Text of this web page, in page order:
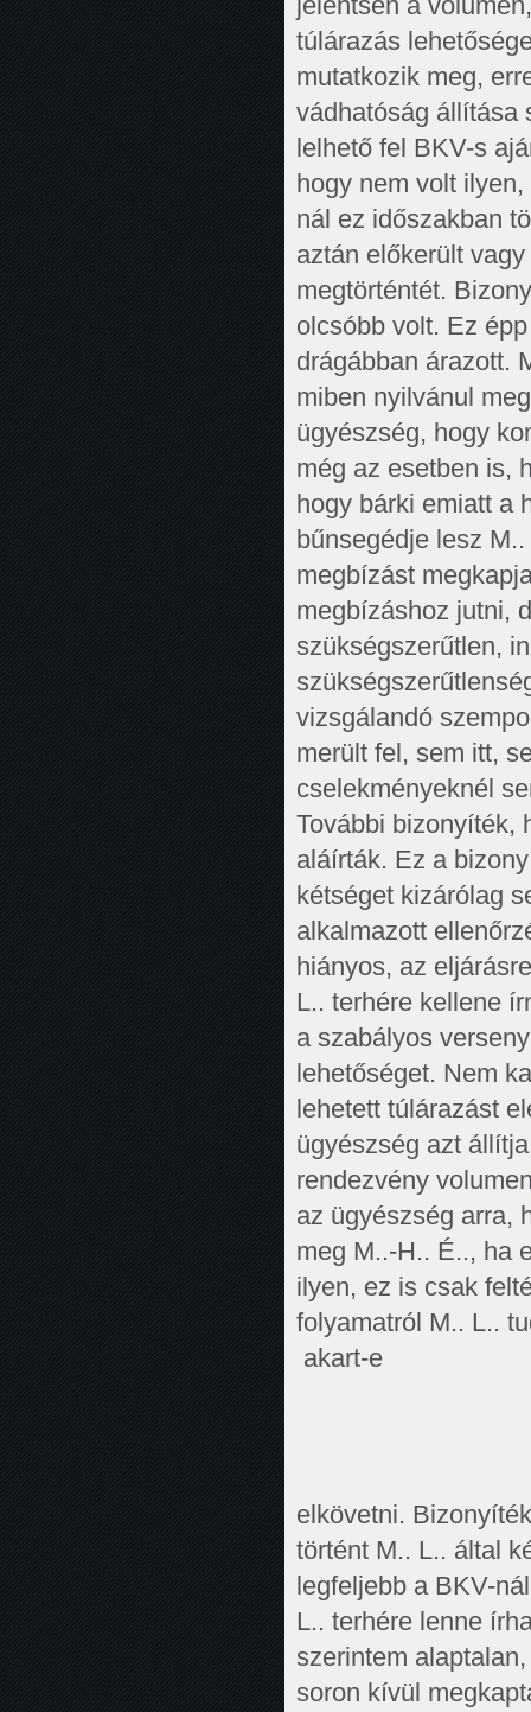
túlárazás
mutatkozik meg,
vádhatóság állítása
lelhető fel BKV-s
hogy nem volt
nál ez időszakban
aztán előkerült
megtörténtét.
olcsóbb volt. Ez
drágábban árazott.
miben nyilvánul
ügyészség, hogy
még az esetben is,
hogy bárki emiatt a
bűnsegédje lesz
megbízást
megbízáshoz jutni,
szükségszerűtlen,
vizsgálandó
merült fel, sem itt,
cselekményeknél
További bizonyíték,
aláírták. Ez a
kétséget kizárólag
alkalmazott
hiányos, az
L.. terhére kellene
a szabályos
lehetőséget. Nem
lehetett túlárazást
ügyészség azt
rendezvény
az ügyészség arra,
meg M..-H.. É.., ha
ilyen, ez is csak
folyamatról M.. L..
akart-e
elkövetni.
történt M.. L.. által
legfeljebb a BKV-
L.. terhére lenne
szerintem
soron kívül